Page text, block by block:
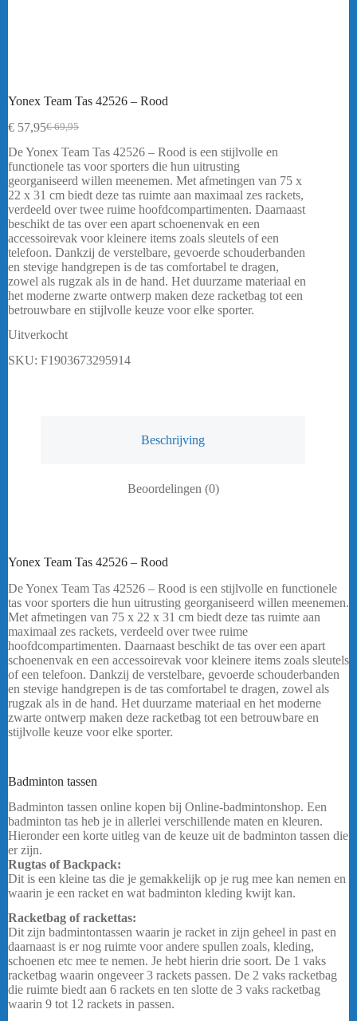
Yonex Team Tas 42526 – Rood
€69,95
Oorspronkelijke
prijs
was:
€ 69,95.
€ 57,95Huidige
prijs
is:
€ 57,95.
De Yonex Team Tas 42526 – Rood is een stijlvolle en
functionele tas voor sporters die hun uitrusting
georganiseerd willen meenemen. Met afmetingen van 75 x
22 x 31 cm biedt deze tas ruimte aan maximaal zes rackets,
verdeeld over twee ruime hoofdcompartimenten. Daarnaast
beschikt de tas over een apart schoenenvak en een
accessoirevak voor kleinere items zoals sleutels of een
telefoon. Dankzij de verstelbare, gevoerde schouderbanden
en stevige handgrepen is de tas comfortabel te dragen,
zowel als rugzak als in de hand. Het duurzame materiaal en
het moderne zwarte ontwerp maken deze racketbag tot een
betrouwbare en stijlvolle keuze voor elke sporter.
Uitverkocht
SKU: F1903673295914
Beschrijving
Beoordelingen (0)
Yonex Team Tas 42526 – Rood
De Yonex Team Tas 42526 – Rood is een stijlvolle en functionele
tas voor sporters die hun uitrusting georganiseerd willen meenemen.
Met afmetingen van 75 x 22 x 31 cm biedt deze tas ruimte aan
maximaal zes rackets, verdeeld over twee ruime
hoofdcompartimenten. Daarnaast beschikt de tas over een apart
schoenenvak en een accessoirevak voor kleinere items zoals sleutels
of een telefoon. Dankzij de verstelbare, gevoerde schouderbanden
en stevige handgrepen is de tas comfortabel te dragen, zowel als
rugzak als in de hand. Het duurzame materiaal en het moderne
zwarte ontwerp maken deze racketbag tot een betrouwbare en
stijlvolle keuze voor elke sporter.
Badminton tassen
Badminton tassen online kopen bij Online-badmintonshop. Een
badminton tas heb je in allerlei verschillende maten en kleuren.
Hieronder een korte uitleg van de keuze uit de badminton tassen die
er zijn.
Rugtas of Backpack:
Dit is een kleine tas die je gemakkelijk op je rug mee kan nemen en
waarin je een racket en wat badminton kleding kwijt kan.
Racketbag of rackettas:
Dit zijn badmintontassen waarin je racket in zijn geheel in past en
daarnaast is er nog ruimte voor andere spullen zoals, kleding,
schoenen etc mee te nemen. Je hebt hierin drie soort. De 1 vaks
racketbag waarin ongeveer 3 rackets passen. De 2 vaks racketbag
die ruimte biedt aan 6 rackets en ten slotte de 3 vaks racketbag
waarin 9 tot 12 rackets in passen.